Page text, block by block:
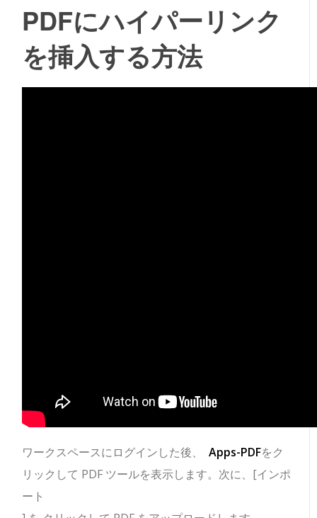
PDFにハイパーリンク
を挿入する方法
ワークスペースにログインした後、Apps-PDFをク
リックして PDF ツールを表示します。 次に、[インポ
ート